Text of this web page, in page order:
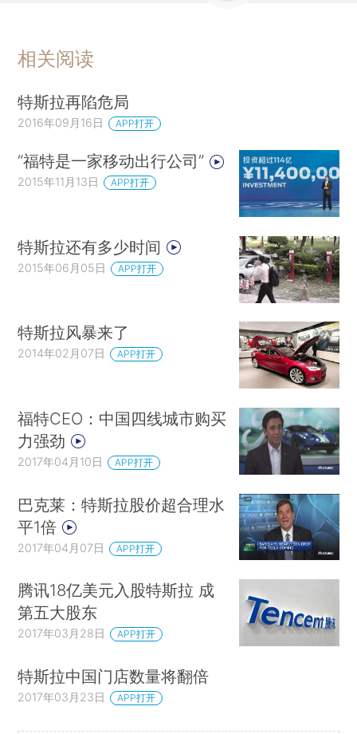
相关阅读
特斯拉再陷危局
2016年09月16日 APP打开
“福特是一家移动出行公司”
2015年11月13日 APP打开
特斯拉还有多少时间
2015年06月05日 APP打开
特斯拉风暴来了
2014年02月07日 APP打开
福特CEO：中国四线城市购买
力强劲
2017年04月10日 APP打开
巴克莱：特斯拉股价超合理水
平1倍
2017年04月07日 APP打开
腾讯18亿美元入股特斯拉 成
第五大股东
2017年03月28日 APP打开
特斯拉中国门店数量将翻倍
2017年03月23日 APP打开